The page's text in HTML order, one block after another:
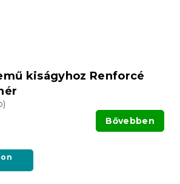
kiságyhoz Renforcé
Bővebben